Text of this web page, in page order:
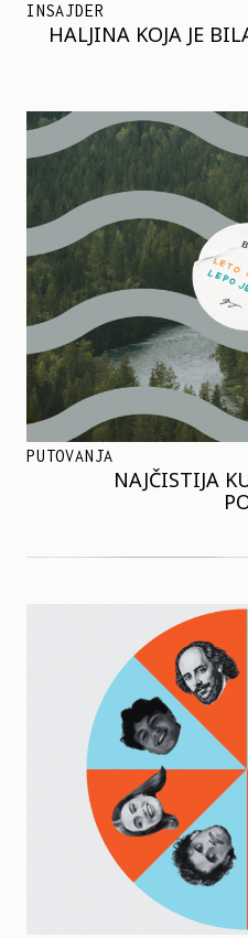
INSAJDER
HALJINA KOJA JE
PUTOVANJA
NAJČISTIJA